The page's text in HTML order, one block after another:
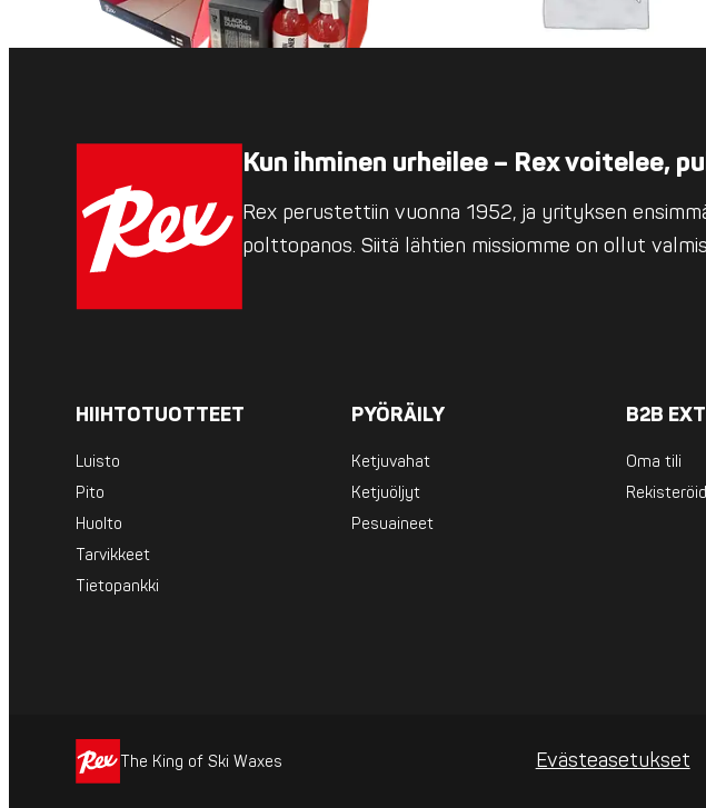
Kun ihminen urheilee – Rex voitelee,
Rex perustettiin vuonna 1952, ja yrityksen
polttopanos. Siitä lähtien missiomme on ollut
HIIHTOTUOTTEET
Luisto
Pito
Huolto
Tarvikkeet
Tietopankki
PYÖRÄILY
Ketjuvahat
Ketjuöljyt
Pesuaineet
B2B
Oma tili
The King of Ski Waxes Evästeasetukset